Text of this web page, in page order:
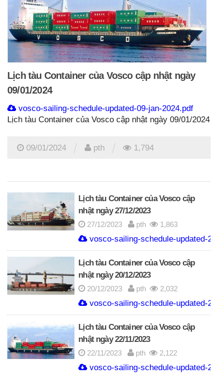
Lịch tàu Container của Vosco cập nhật ngày
09/01/2024
vosco-sailing-schedule-updated-09-jan-2024.pdf
Lịch tàu Container của Vosco cập nhật ngày 09/01/2024
09/01/2024 pth 1,794
Lịch tàu Container của Vosco cập
nhật ngày 27/12/2023
27/12/2023 pth 1,863
vosco-sailing-schedule-updated-
Lịch tàu Container của Vosco cập
nhật ngày 20/12/2023
20/12/2023 pth 2,032
vosco-sailing-schedule-updated-
Lịch tàu Container của Vosco cập
nhật ngày 22/11/2023
22/11/2023 pth 2,122
vosco-sailing-schedule-updated-